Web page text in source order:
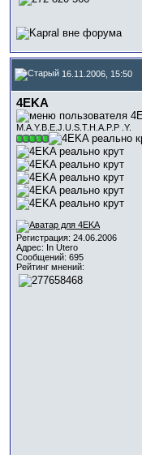
16.11.2006, 15:50
4EKA
M.A.Y.B.E.J.U.S.T.H.A.P.P .Y.
Регистрация: 24.06.2006
Адрес: In Utero
Сообщений: 695
Рейтинг мнений: